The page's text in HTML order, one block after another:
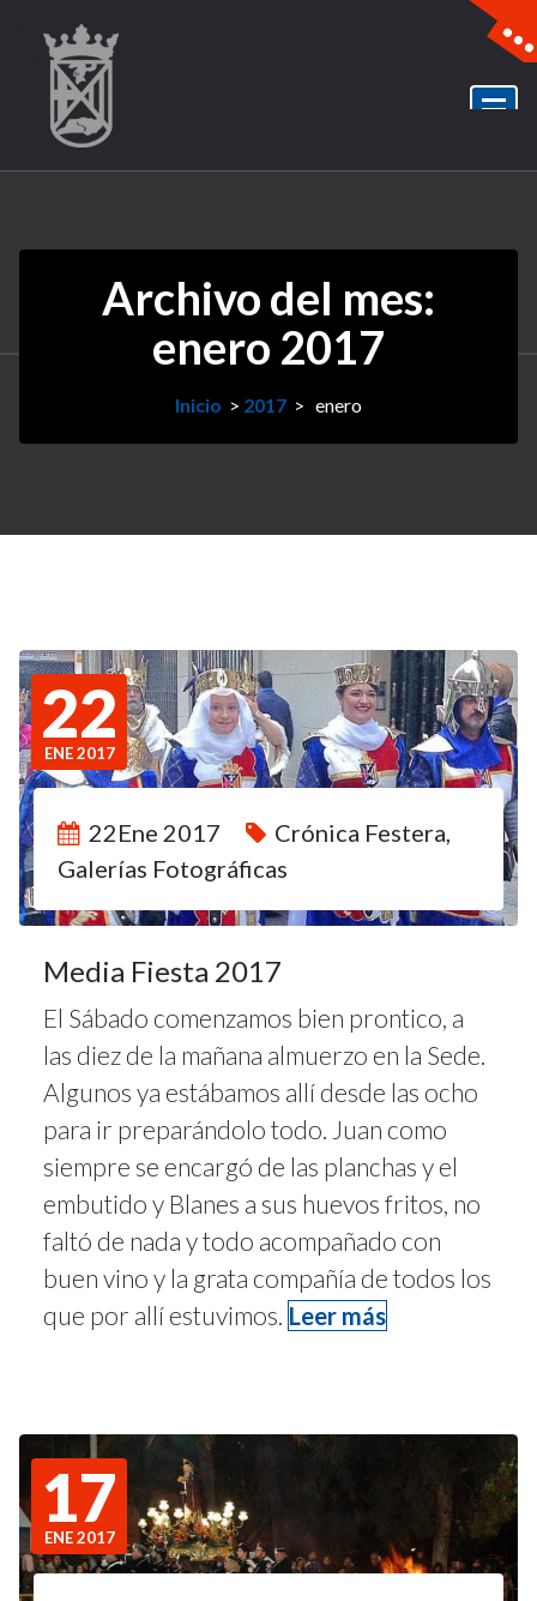
Archivo del mes:
enero 2017
Inicio > 2017 > enero
22
ENE 2017
22Ene 2017 Crónica Festera,
Galerías Fotográficas
Media Fiesta 2017
El Sábado comenzamos bien prontico, a
las diez de la mañana almuerzo en la Sede.
Algunos ya estábamos allí desde las ocho
para ir preparándolo todo. Juan como
siempre se encargó de las planchas y el
embutido y Blanes a sus huevos fritos, no
faltó de nada y todo acompañado con
buen vino y la grata compañía de todos los
que por allí estuvimos. Leer más
17
ENE 2017